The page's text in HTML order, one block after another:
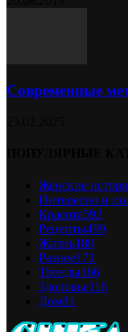
Современные
Женские
Интересно и
Красота592
Рецепты499
Жизнь180
Разное171
Тренды166
Здоровье116
Дом81